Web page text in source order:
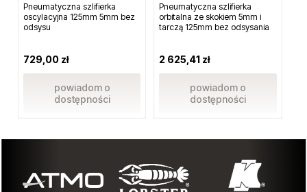
Pneumatyczna szlifierka
oscylacyjna 125mm 5mm bez
odsysu
729,00 zł
powiadom o
dostępności
Pneumatyczna szlifierka
orbitalna ze skokiem 5mm i
tarczą 125mm bez odsysania
2 625,41 zł
powiadom o
dostępności